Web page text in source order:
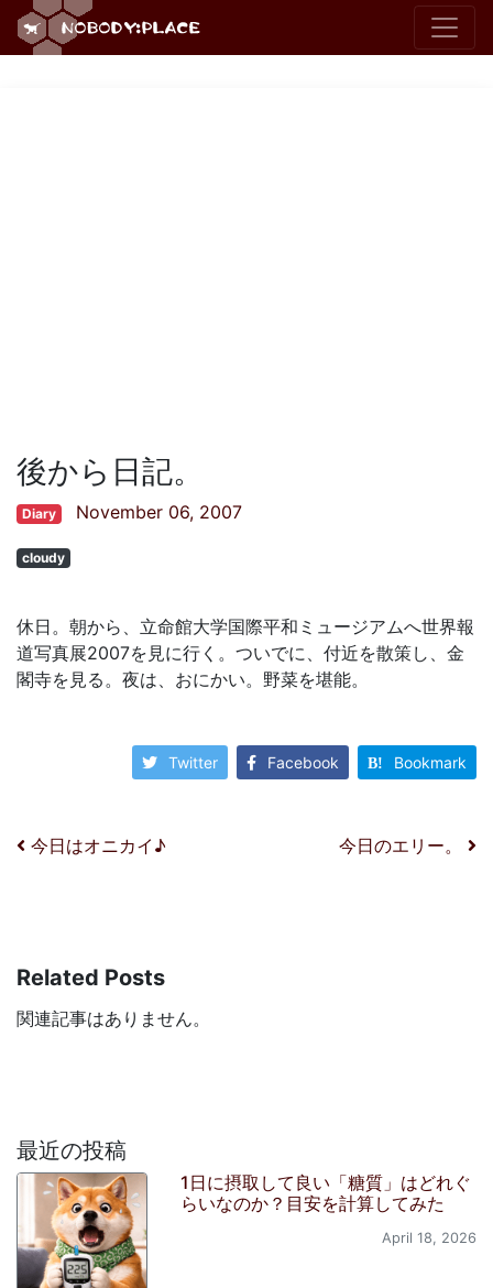
後から日記。
Diary November 06, 2007
cloudy
休日。朝から、立命館大学国際平和ミュージアムへ世界報
道写真展2007を見に行く。ついでに、付近を散策し、金
閣寺を見る。夜は、おにかい。野菜を堪能。
Twitter Facebook Bookmark
投稿ナビゲーション
今日はオニカイ♪ 今日のエリー。
Related Posts
関連記事はありません。
最近の投稿
1日に摂取して良い「糖質」はどれぐ
らいなのか？目安を計算してみた
April 18, 2026